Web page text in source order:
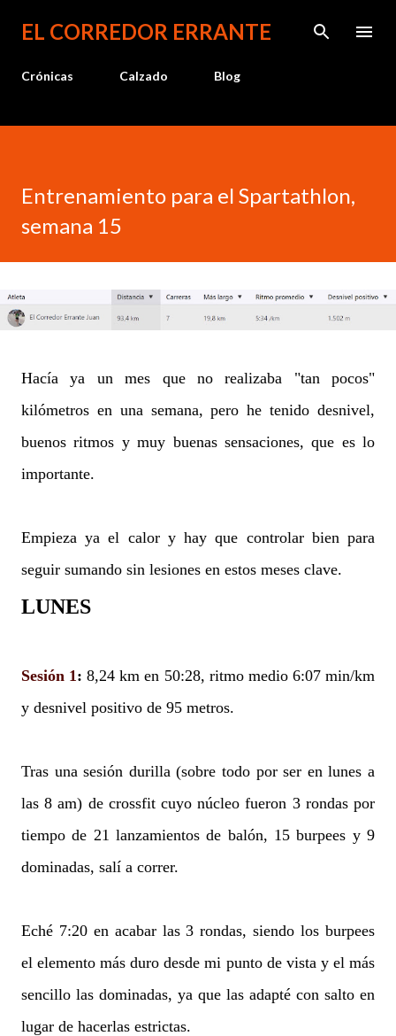
Ir al contenido principal
EL CORREDOR ERRANTE
Crónicas Calzado Blog
Entrenamiento para el Spartathlon,
semana 15
Hacía ya un mes que no realizaba "tan pocos"
kilómetros en una semana, pero he tenido desnivel,
buenos ritmos y muy buenas sensaciones, que es lo
importante.
Empieza ya el calor y hay que controlar bien para
seguir sumando sin lesiones en estos meses clave.
LUNES
Sesión 1 :8,24 km en 50:28, ritmo medio 6:07 min/km
y desnivel positivo de 95 metros.
Tras una sesión durilla (sobre todo por ser en lunes a
las 8 am) de crossfit cuyo núcleo fueron 3 rondas por
tiempo de 21 lanzamientos de balón, 15 burpees y 9
dominadas, salí a correr.
Eché 7:20 en acabar las 3 rondas, siendo los burpees
el elemento más duro desde mi punto de vista y el más
sencillo las dominadas, ya que las adapté con salto en
lugar de hacerlas estrictas.